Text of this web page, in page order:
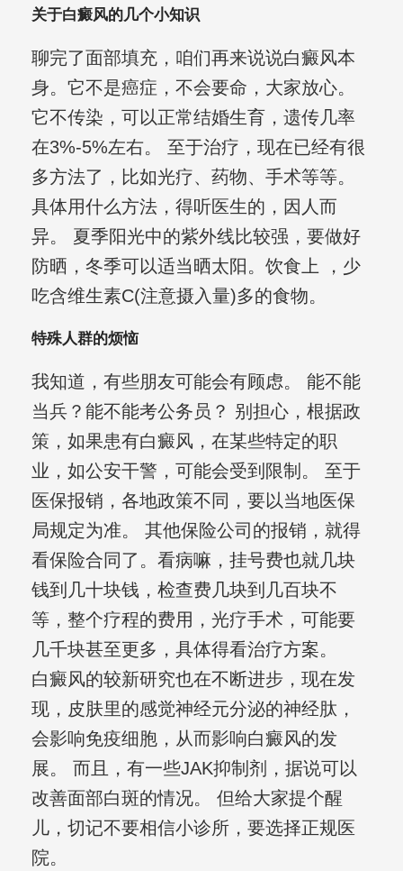
关于白癜风的几个小知识
聊完了面部填充，咱们再来说说白癜风本
身。它不是癌症，不会要命，大家放心。
它不传染，可以正常结婚生育，遗传几率
在3%-5%左右。 至于治疗，现在已经有很
多方法了，比如光疗、药物、手术等等。
具体用什么方法，得听医生的，因人而
异。 夏季阳光中的紫外线比较强，要做好
防晒，冬季可以适当晒太阳。饮食上 ，少
吃含维生素C(注意摄入量)多的食物。
特殊人群的烦恼
我知道，有些朋友可能会有顾虑。 能不能
当兵？能不能考公务员？ 别担心，根据政
策，如果患有白癜风，在某些特定的职
业，如公安干警，可能会受到限制。 至于
医保报销，各地政策不同，要以当地医保
局规定为准。 其他保险公司的报销，就得
看保险合同了。看病嘛，挂号费也就几块
钱到几十块钱，检查费几块到几百块不
等，整个疗程的费用，光疗手术，可能要
几千块甚至更多，具体得看治疗方案。
白癜风的较新研究也在不断进步，现在发
现，皮肤里的感觉神经元分泌的神经肽，
会影响免疫细胞，从而影响白癜风的发
展。 而且，有一些JAK抑制剂，据说可以
改善面部白斑的情况。 但给大家提个醒
儿，切记不要相信小诊所，要选择正规医
院。